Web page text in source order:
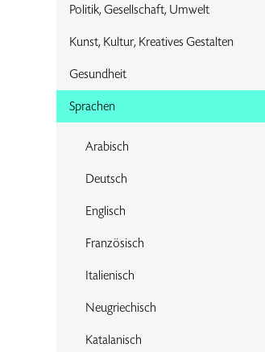
Politik, Gesellschaft, Umwelt
Kunst, Kultur, Kreatives Gestalten
Gesundheit
Sprachen
Arabisch
Deutsch
Englisch
Französisch
Italienisch
Neugriechisch
Katalanisch